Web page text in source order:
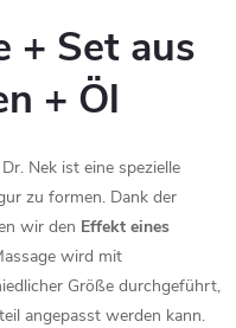
+ Set aus
+ Öl
Nek ist eine spezielle
zu formen. Dank der
wir den Effekt eines
wird mit
Größe durchgeführt,
angepasst werden kann.